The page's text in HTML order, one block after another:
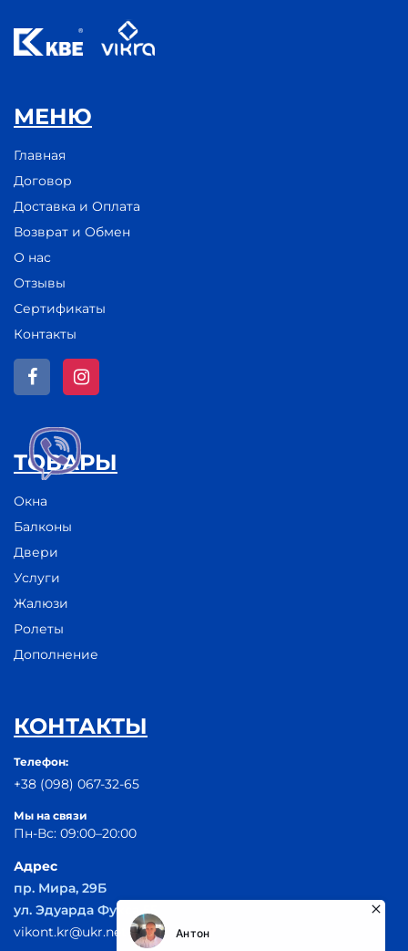
МЕНЮ
Главная
Договор
Доставка и Оплата
Возврат и Обмен
О нас
Отзывы
Сертификаты
Контакты
ТОВАРЫ
Окна
Балконы
Двери
Услуги
Жалюзи
Ролеты
Дополнение
КОНТАКТЫ
Телефон:
+38 (098) 067-32-65
Мы на связи
Пн-Вс: 09:00–20:00
Адрес
пр. Мира, 29Б
ул. Эдуарда Фукса 55
vikont.kr@ukr.net